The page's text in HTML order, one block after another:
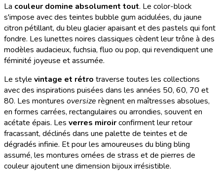
La couleur domine absolument tout. Le color-block
s'impose avec des teintes bubble gum acidulées, du jaune
citron pétillant, du bleu glacier apaisant et des pastels qui font
fondre. Les lunettes noires classiques cèdent leur trône à des
modèles audacieux, fuchsia, fluo ou pop, qui revendiquent une
féminité joyeuse et assumée.
Le style vintage et rétro traverse toutes les collections
avec des inspirations puisées dans les années 50, 60, 70 et
80. Les montures oversize règnent en maîtresses absolues,
en formes carrées, rectangulaires ou arrondies, souvent en
acétate épais. Les verres miroirconfirment leur retour
fracassant, déclinés dans une palette de teintes et de
dégradés infinie. Et pour les amoureuses du bling bling
assumé, les montures ornées de strass et de pierres de
couleur ajoutent une dimension bijoux irrésistible.